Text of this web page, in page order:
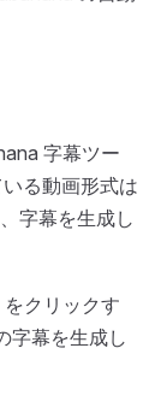
字幕ツー
る動画形式は
字幕を生成し
クリックす
字幕を生成し